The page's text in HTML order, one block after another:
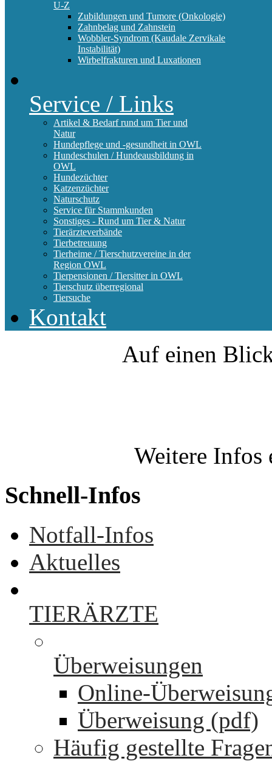
U-Z
Zubildungen und Tumore (Onkologie)
Zahnbelag und Zahnstein
Wobbler-Syndrom (Kaudale Zervikale
Instabilität)
Wirbelfrakturen und Luxationen
Service / Links
Artikel & Bedarf rund um Tier und
Natur
Hundepflege und -gesundheit in OWL
Hundeschulen / Hundeausbildung in
OWL
Hundezüchter
Katzenzüchter
Naturschutz
Service für Stammkunden
Sonstiges - Rund um Tier & Natur
Tierärzteverbände
Tierbetreuung
Tierheime / Tierschutzvereine in der
Region OWL
Tierpensionen / Tiersitter in OWL
Tierschutz überregional
Tiersuche
Kontakt
Auf einen
Weitere Infos
Schnell-Infos
Notfall-Infos
Aktuelles
TIERÄRZTE
Überweisungen
Online-
Überweisung (pdf)
Häufig gestellte